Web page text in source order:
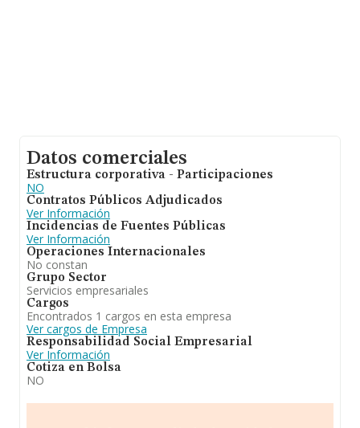
Datos comerciales
Estructura corporativa - Participaciones
NO
Contratos Públicos Adjudicados
Ver Información
Incidencias de Fuentes Públicas
Ver Información
Operaciones Internacionales
No constan
Grupo Sector
Servicios empresariales
Cargos
Encontrados 1 cargos en esta empresa
Ver cargos de Empresa
Responsabilidad Social Empresarial
Ver Información
Cotiza en Bolsa
NO